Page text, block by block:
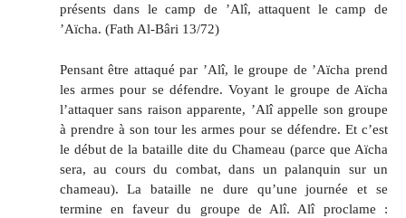
présents dans le camp de ’Alî, attaquent le camp de
’Aïcha. (Fath Al-Bâri 13/72)
Pensant être attaqué par ’Alî, le groupe de ’Aïcha prend
les armes pour se défendre. Voyant le groupe de Aïcha
l’attaquer sans raison apparente, ’Alî appelle son groupe
à prendre à son tour les armes pour se défendre. Et c’est
le début de la bataille dite du Chameau (parce que Aïcha
sera, au cours du combat, dans un palanquin sur un
chameau). La bataille ne dure qu’une journée et se
termine en faveur du groupe de Alî. Alî proclame :